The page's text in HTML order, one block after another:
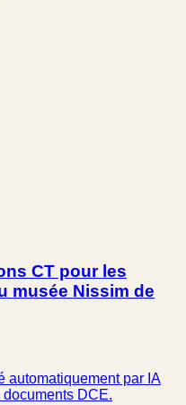
CT pour les
musée Nissim de
automatiquement par IA
DCE.